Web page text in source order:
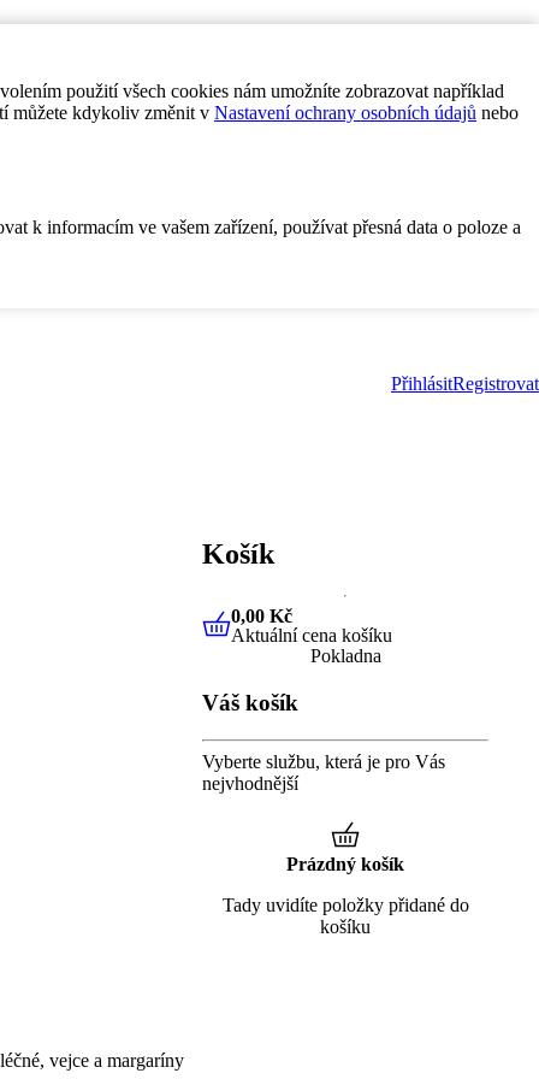
použití všech cookies nám umožníte zobrazovat například
můžete kdykoliv změnit v Nastavení ochrany osobních údajů nebo
k informacím ve vašem zařízení, používat přesná data o poloze a
PřihlásitRegistrovat
vejce a margaríny
Košík
0,00 KčAktuální cena košíku
0,00 Kč
Aktuální cena košíku
Pokladna
Váš košík
Vyberte službu, která je pro Vás
nejvhodnější
Prázdný košík
Tady uvidíte položky přidané do
košíku